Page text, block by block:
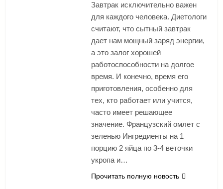
Завтрак исключительно важен
для каждого человека. Диетологи
считают, что сытный завтрак
дает нам мощный заряд энергии,
а это залог хорошей
работоспособности на долгое
время. И конечно, время его
приготовления, особенно для
тех, кто работает или учится,
часто имеет решающее
значение. Французский омлет с
зеленью Ингредиенты на 1
порцию 2 яйца по 3-4 веточки
укропа и…
Прочитать полную новость